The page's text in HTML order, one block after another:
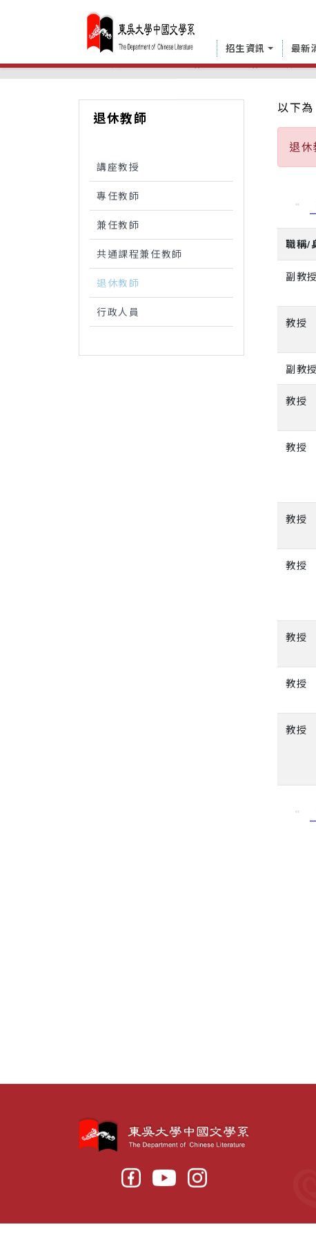
招生資訊 最新
中國文學系 學系介紹 師資介紹 退休教
退休教師
講座教授
專任教師
兼任教師
共通課程兼任教師
退休教師
行政人員
以下
退
«
職稱/
副教授
教授
副教授
教授
教授
教授
教授
教授
教授
教授
«